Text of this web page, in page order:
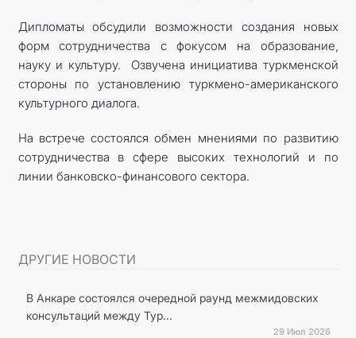
Дипломаты обсудили возможности создания новых
форм сотрудничества с фокусом на образование,
науку и культуру. Озвучена инициатива туркменской
стороны по установлению туркмено-американского
культурного диалога.
На встрече состоялся обмен мнениями по развитию
сотрудничества в сфере высоких технологий и по
линии банковско-финансового сектора.
ДРУГИЕ НОВОСТИ
В Анкаре состоялся очередной раунд межмидовских
консультаций между Тур...
29 Июл 2026